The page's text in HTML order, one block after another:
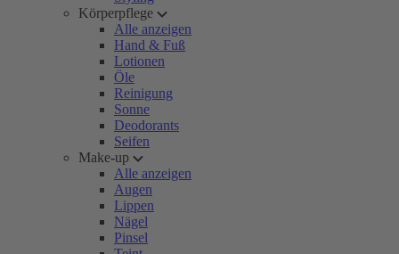
Körperpflege
Alle anzeigen
Hand & Fuß
Lotionen
Öle
Reinigung
Sonne
Deodorants
Seifen
Make-up
Alle anzeigen
Augen
Lippen
Nägel
Pinsel